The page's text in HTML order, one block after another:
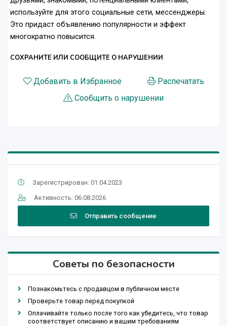
используйте для этого социальные сети, мессенджеры.
Это придаст объявлению популярности и эффект
многократно повысится.
СОХРАНИТЕ ИЛИ СООБЩИТЕ О НАРУШЕНИИ
Добавить в Избранное
Распечатать
Сообщить о нарушении
Зарегистрирован: 01.04.2023
Активность: 06.08.2026
Отправить сообщение
Советы по безопасности
Познакомьтесь с продавцом в публичном месте
Проверьте товар перед покупкой
Оплачивайте только после того как убедитесь, что товар
соответствует описанию и вашим требованиям